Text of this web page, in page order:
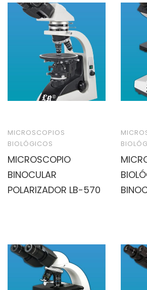
MICROSCOPIOS
BIOLÓGICOS
MICROSCOPIO
BINOCULAR
POLARIZADOR LB-570